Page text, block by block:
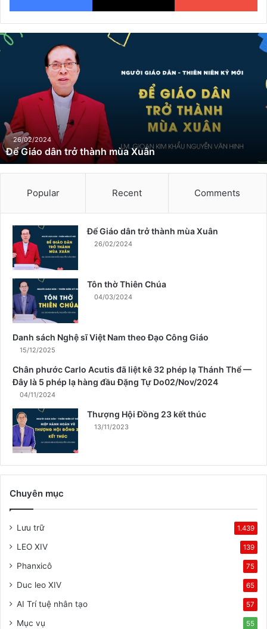
Đ
ể
â
n
t
r
à
26/02/2024
Để Giáo dân trở thành mùa Xuân
Popular Recent Comments
Để Giáo dân trở thành mùa Xuân
26/02/2024
Tôn thờ Thiên Chúa
04/03/2024
Danh sách Nghệ sĩ Việt Nam theo Đạo Công Giáo
15/12/2025
Chân phước Carlo Acutis đã liệt kê 32 phép lạ Thánh Thể —
Đây là 5 phép lạ hàng đầu Đặng Tự Do02/Nov/2024
04/11/2024
Thượng Hội Đồng 23 kết thúc
13/11/2023
Chuyên mục
Lưu trữ 1.439
LEO XIV 139
Phanxicô 75
Duc leo XIV 65
AI Trí tuệ nhân tạo 57
Mục vụ 55